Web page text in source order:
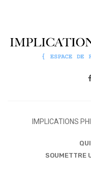
IMPLICATIONS
SOUMETTRE